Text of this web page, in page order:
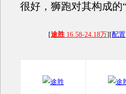
很好，狮跑对其构成的“
[途胜 16.58-24.18万][配置